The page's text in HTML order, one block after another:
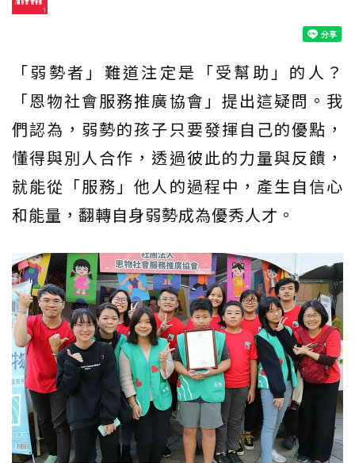
「弱勢者」難道注定是「受幫助」的人？
「恩物社會服務推廣協會」提出這疑問。我
們認為，弱勢的孩子只要發揮自己的優點，
懂得與別人合作，透過彼此的力量與反饋，
就能從「服務」他人的過程中，產生自信心
和能量，翻轉自身弱勢成為優秀人才。